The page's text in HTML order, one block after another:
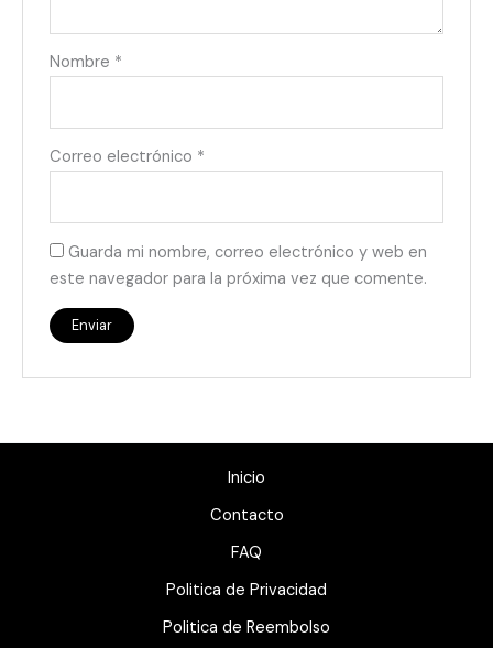
Nombre *
Correo electrónico *
Guarda mi nombre, correo electrónico y web en
este navegador para la próxima vez que comente.
Inicio
Contacto
FAQ
Politica de Privacidad
Politica de Reembolso